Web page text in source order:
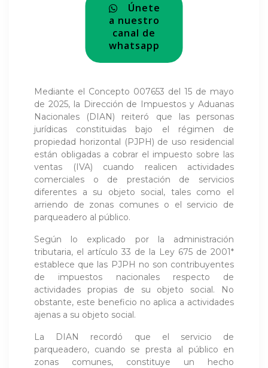
Únete
a nuestro
canal de
whatsapp
Mediante el Concepto 007653 del 15 de mayo
de 2025, la Dirección de Impuestos y Aduanas
Nacionales (DIAN) reiteró que las personas
jurídicas constituidas bajo el régimen de
propiedad horizontal (PJPH) de uso residencial
están obligadas a cobrar el impuesto sobre las
ventas (IVA) cuando realicen actividades
comerciales o de prestación de servicios
diferentes a su objeto social, tales como el
arriendo de zonas comunes o el servicio de
parqueadero al público.
Según lo explicado por la administración
tributaria, el artículo 33 de la Ley 675 de 2001*
establece que las PJPH no son contribuyentes
de impuestos nacionales respecto de
actividades propias de su objeto social. No
obstante, este beneficio no aplica a actividades
ajenas a su objeto social.
La DIAN recordó que el servicio de
parqueadero, cuando se presta al público en
zonas comunes, constituye un hecho